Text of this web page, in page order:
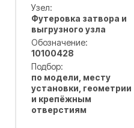
Узел:
Футеровка затвора и
выгрузного узла
Обозначение:
10100428
Подбор:
по модели, месту
установки, геометрии
и крепёжным
отверстиям